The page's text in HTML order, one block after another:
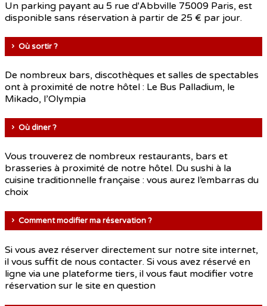
Un parking payant au 5 rue d'Abbville 75009 Paris, est
disponible sans réservation à partir de 25 € par jour.
Où sortir ?
De nombreux bars, discothèques et salles de spectables
ont à proximité de notre hôtel : Le Bus Palladium, le
Mikado, l’Olympia
Où diner ?
Vous trouverez de nombreux restaurants, bars et
brasseries à proximité de notre hôtel. Du sushi à la
cuisine traditionnelle française : vous aurez l’embarras du
choix
Comment modifier ma réservation ?
Si vous avez réserver directement sur notre site internet,
il vous suffit de nous contacter. Si vous avez réservé en
ligne via une plateforme tiers, il vous faut modifier votre
réservation sur le site en question